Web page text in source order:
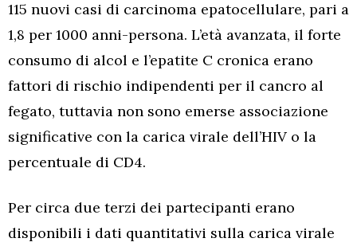
115 nuovi casi di carcinoma epatocellulare, pari a
1,8 per 1000 anni-persona. L’età avanzata, il forte
consumo di alcol e l’epatite C cronica erano
fattori di rischio indipendenti per il cancro al
fegato, tuttavia non sono emerse associazione
significative con la carica virale dell’HIV o la
percentuale di CD4.
Per circa due terzi dei partecipanti erano
disponibili i dati quantitativi sulla carica virale